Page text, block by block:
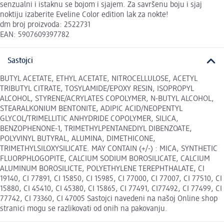
senzualni i istaknu se bojom i sjajem. Za savršenu boju i sjaj
noktiju izaberite Eveline Color edition lak za nokte!
dm broj proizvoda: 2522731
EAN: 5907609397782
Sastojci
BUTYL ACETATE, ETHYL ACETATE, NITROCELLULOSE, ACETYL
TRIBUTYL CITRATE, TOSYLAMIDE/EPOXY RESIN, ISOPROPYL
ALCOHOL, STYRENE/ACRYLATES COPOLYMER, N-BUTYL ALCOHOL,
STEARALKONIUM BENTONITE, ADIPIC ACID/NEOPENTYL
GLYCOL/TRIMELLITIC ANHYDRIDE COPOLYMER, SILICA,
BENZOPHENONE-1, TRIMETHYLPENTANEDIYL DIBENZOATE,
POLYVINYL BUTYRAL, ALUMINA, DIMETHICONE,
TRIMETHYLSILOXYSILICATE. MAY CONTAIN (+/-) : MICA, SYNTHETIC
FLUORPHLOGOPITE, CALCIUM SODIUM BOROSILICATE, CALCIUM
ALUMINUM BOROSILICTE, POLYETHYLENE TEREPHTHALATE, CI
19140, CI 77891, CI 15850, CI 15985, CI 77000, CI 77007, CI 77510, CI
15880, CI 45410, CI 45380, CI 15865, CI 77491, CI77492, CI 77499, CI
77742, CI 73360, CI 47005 Sastojci navedeni na našoj Online shop
stranici mogu se razlikovati od onih na pakovanju.